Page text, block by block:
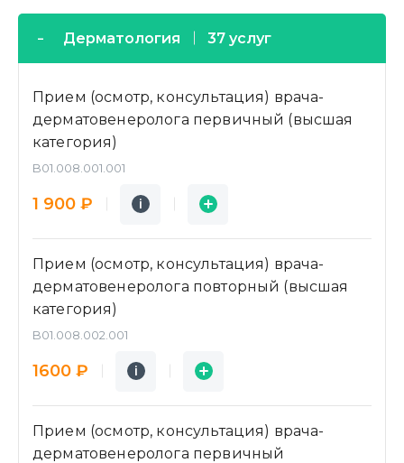
Дерматология 37 услуг
Прием (осмотр, консультация) врача-
дерматовенеролога первичный (высшая
категория)
B01.008.001.001
1 900 ₽ i
Подробнее
i
Заявка
Прием (осмотр, консультация) врача-
дерматовенеролога повторный (высшая
категория)
B01.008.002.001
1600 ₽ i
Подробнее
i
Заявка
Прием (осмотр, консультация) врача-
дерматовенеролога первичный